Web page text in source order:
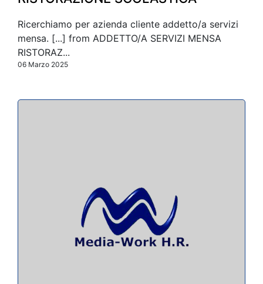
Ricerchiamo per azienda cliente addetto/a servizi
mensa. [...] from ADDETTO/A SERVIZI MENSA
RISTORAZ...
06 Marzo 2025